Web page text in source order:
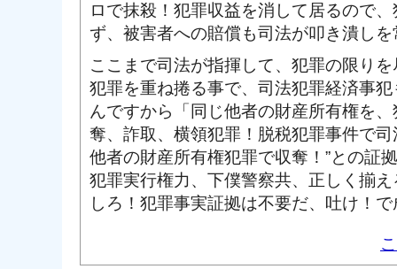
ロで抹殺！犯罪収益を消して居るので
ず、被害者への賠償も司法が叩き潰し
ここまで司法が指揮して、犯罪の限り
犯罪を重ね捲る事で、司法犯罪経済事
んですから「同じ他者の財産所有権を
奪、詐取、横領犯罪！脱税犯罪事件で
他者の財産所有権犯罪で収奪！”との証
犯罪実行権力、下僕警察共、正しく揃
しろ！犯罪事実証拠は不要だ、吐け！